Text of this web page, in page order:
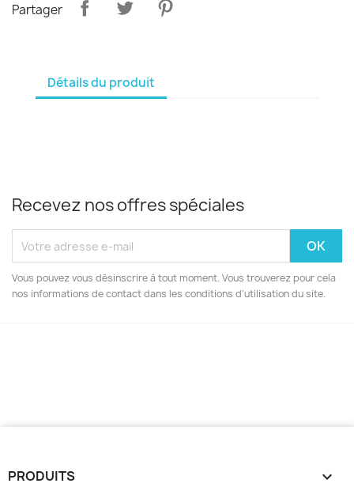
Partager
Détails du produit
Recevez nos offres spéciales
Vous pouvez vous désinscrire à tout moment. Vous trouverez pour cela
nos informations de contact dans les conditions d'utilisation du site.
PRODUITS 